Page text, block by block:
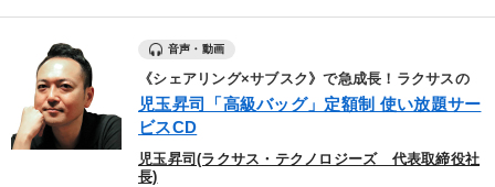
音声・動画
《シェアリング×サブスク》で急成長！ラクサスの
児玉昇司「高級バッグ」定額制 使い放題サー
ビスCD
児玉昇司(ラクサス・テクノロジーズ 代表取締役社
長)